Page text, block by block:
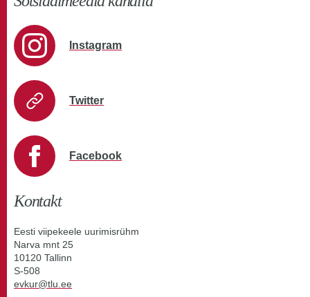
Instagram
Twitter
Facebook
Kontakt
Eesti viipekeele uurimisrühm
Narva mnt 25
10120 Tallinn
S-508
evkur@tlu.ee